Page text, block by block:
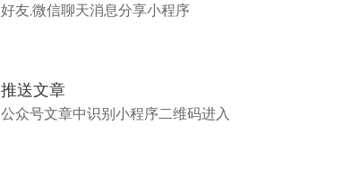
好友,微信聊天消息分享小程序
推送文章
公众号文章中识别小程序二维码进入